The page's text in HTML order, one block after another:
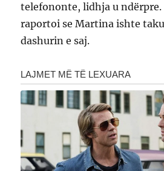
telefononte, lidhja u ndërpre.
raportoi se Martina ishte
dashurin e saj.